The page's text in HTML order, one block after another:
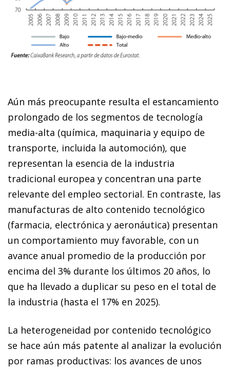
Aún más preocupante resulta el estancamiento
prolongado de los segmentos de tecnología
media-alta (química, maquinaria y equipo de
transporte, incluida la automoción), que
representan la esencia de la industria
tradicional europea y concentran una parte
relevante del empleo sectorial. En contraste, las
manufacturas de alto contenido tecnológico
(farmacia, electrónica y aeronáutica) presentan
un comportamiento muy favorable, con un
avance anual promedio de la producción por
encima del 3% durante los últimos 20 años, lo
que ha llevado a duplicar su peso en el total de
la industria (hasta el 17% en 2025).
La heterogeneidad por contenido tecnológico
se hace aún más patente al analizar la evolución
por ramas productivas: los avances de unos